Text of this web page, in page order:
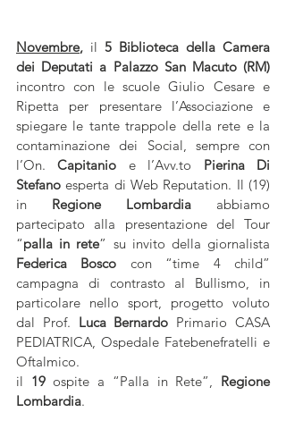
Novembre, il 5 Biblioteca della Camera
incontro con le scuole Giulio Cesare e
Ripetta per presentare l’Associazione e
spiegare le tante trappole della rete e la
contaminazione dei Social, sempre con
l’On. Capitanio e l’Avv.to Pierina Di
Stefano esperta di Web Reputation. Il (19)
in Regione Lombardia abbiamo
partecipato alla presentazione del Tour
“palla in rete
Federica Bosco con “time 4 child”
campagna di contrasto al Bullismo, in
particolare nello sport, progetto voluto
dal Prof. Luca Bernardo Primario CASA
PEDIATRICA, Ospedale Fatebenefratelli e
Oftalmico.
il 19 ospite a “Palla in Rete”, Regione
Lombardia.